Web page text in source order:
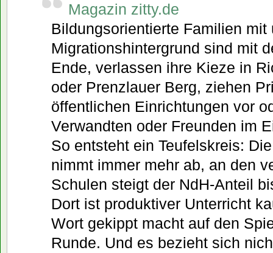
Magazin zitty.de
Bildungsorientierte Familien mit
Migrationshintergrund sind mit
Ende, verlassen ihre Kieze in
oder Prenzlauer Berg, ziehen
öffentlichen Einrichtungen vor
Verwandten oder Freunden im
So entsteht ein Teufelskreis:
nimmt immer mehr ab, an den
Schulen steigt der NdH-Anteil
Dort ist produktiver Unterricht
Wort gekippt macht auf den
Runde. Und es bezieht sich